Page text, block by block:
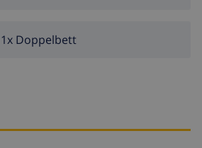
1x Doppelbett